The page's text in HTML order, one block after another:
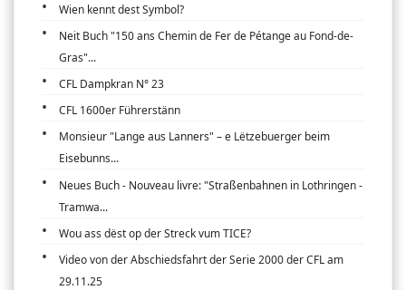
Wien kennt dest Symbol?
Neit Buch "150 ans Chemin de Fer de Pétange au Fond-de-
Gras"...
CFL Dampkran N° 23
CFL 1600er Führerstänn
Monsieur "Lange aus Lanners" – e Lëtzebuerger beim
Eisebunns...
Neues Buch - Nouveau livre: "Straßenbahnen in Lothringen -
Tramwa...
Wou ass dëst op der Streck vum TICE?
Video von der Abschiedsfahrt der Serie 2000 der CFL am
29.11.25